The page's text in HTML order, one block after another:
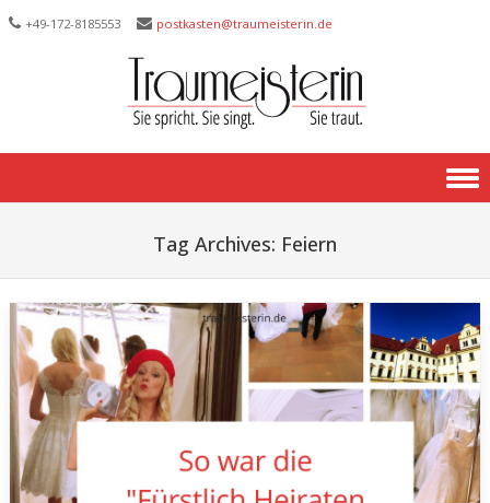
+49-172-­8185553 postkasten@traumeisterin.de
Tag Archives: Feiern